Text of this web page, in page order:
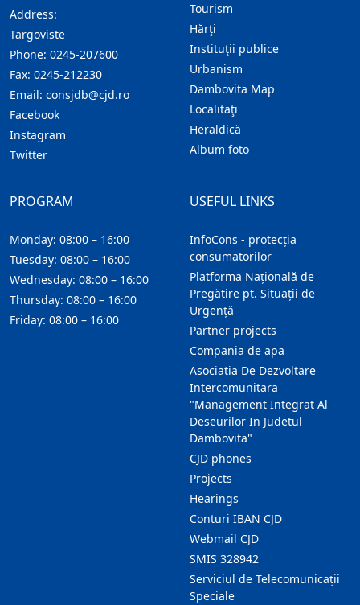
Address:
Targoviste
Phone: 0245-207600
Fax: 0245-212230
Email: consjdb@cjd.ro
Facebook
Instagram
Twitter
Tourism
Hărţi
Instituţii publice
Urbanism
Dambovita Map
Localitaţi
Heraldică
Album foto
USEFUL LINKS
InfoCons - protecția
consumatorilor
Platforma Națională de
Pregătire pt. Situații de
Urgență
Partner projects
Compania de apa
Asociatia De Dezvoltare
Intercomunitara
"Management Integrat Al
Deseurilor In Judetul
Dambovita"
CJD phones
Projects
Hearings
Conturi IBAN CJD
Webmail CJD
SMIS 328942
Serviciul de Telecomunicații
Speciale
PROGRAM
Monday: 08:00 – 16:00
Tuesday: 08:00 – 16:00
Wednesday: 08:00 – 16:00
Thursday: 08:00 – 16:00
Friday: 08:00 – 16:00